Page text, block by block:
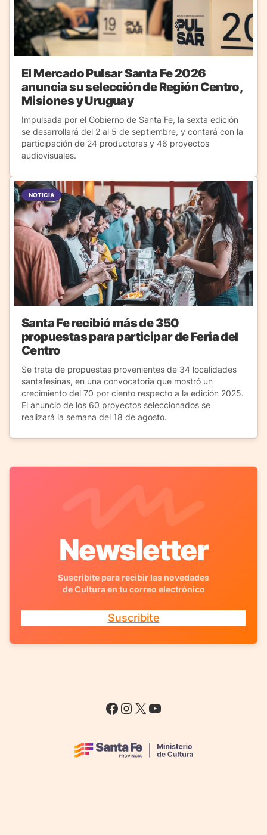
El Mercado Pulsar Santa Fe 2026
anuncia su selección de Región Centro,
Misiones y Uruguay
Impulsada por el Gobierno de Santa Fe, la sexta edición
se desarrollará del 2 al 5 de septiembre, y contará con la
participación de 24 productoras y 46 proyectos
audiovisuales.
NOTICIA
Santa Fe recibió más de 350
propuestas para participar de Feria del
Centro
Se trata de propuestas provenientes de 34 localidades
santafesinas, en una convocatoria que mostró un
crecimiento del 70 por ciento respecto a la edición 2025.
El anuncio de los 60 proyectos seleccionados se
realizará la semana del 18 de agosto.
Newsletter
Suscribite para recibir las novedades
de Cultura en tu correo electrónico
Suscribite
Facebook
Instagram
X YouTube